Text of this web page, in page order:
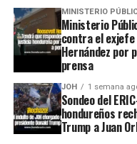
MINISTERIO
Ministerio
contra el exjefe
Hernández por
prensa
JOH 1 semana
Sondeo del
hondureños
Trump a Juan